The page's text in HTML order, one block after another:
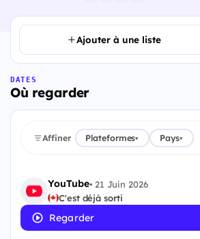
Ajouter à une liste
DATES
Où regarder
Affiner Plateformes▾ Pays▾
YouTube• 21 Juin 2026
C'est déjà sorti
Regarder